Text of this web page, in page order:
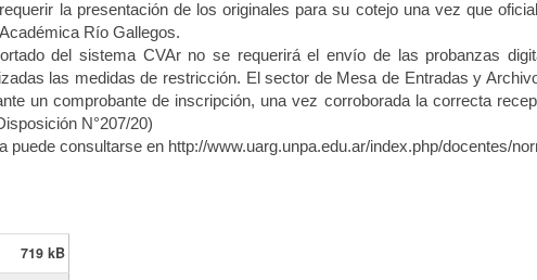
la presentación de los originales para su cotejo una vez que
Río Gallegos.
del sistema CVAr no se requerirá el envío de las probanzas
las medidas de restricción. El sector de Mesa de Entradas y
un comprobante de inscripción, una vez corroborada la correcta
N°207/20)
puede consultarse en http://www.uarg.unpa.edu.ar/index.php/docentes/
719 kB